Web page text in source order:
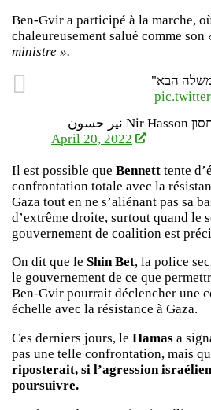
Ben-Gvir a participé à la marche,
chaleureusement salué comme son
ministre ».
הבא"
April 20, 2022
Il est possible que Bennett tente
confrontation totale avec la
Gaza tout en ne s’aliénant pas sa
d’extrême droite, surtout quand le
gouvernement de coalition est
On dit que le Shin Bet, la police
le gouvernement de ce que
Ben-Gvir pourrait déclencher une
échelle avec la résistance à Gaza.
Ces derniers jours, le Hamas a
pas une telle confrontation, mais
riposterait, si l’agression
poursuivre.